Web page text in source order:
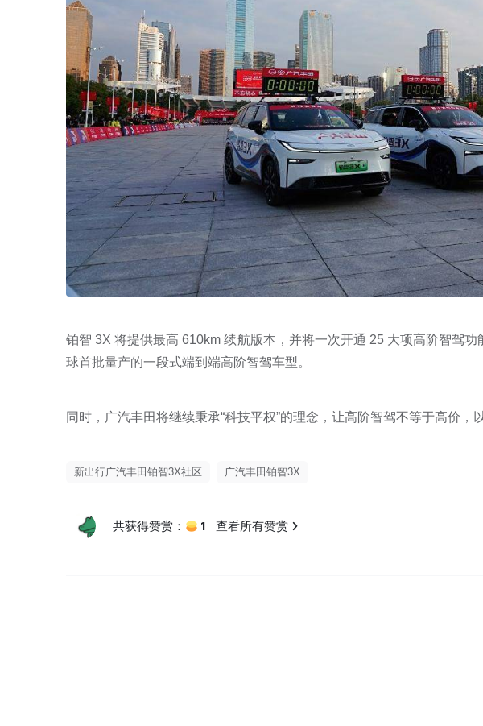
铂智 3X 将提供最高 610km 续航版本，并将一次开通 25 大项高阶智驾
球首批量产的一段式端到端高阶智驾车型。
同时，广汽丰田将继续秉承“科技平权”的理念，让高阶智驾不等于高价，
新出行广汽丰田铂智3X社区 广汽丰田铂智3X
共获得赞赏： 1 查看所有赞赏